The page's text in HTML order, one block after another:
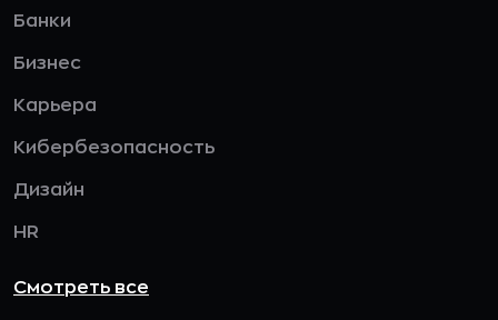
Банки
Бизнес
Карьера
Кибербезопасность
Дизайн
HR
Смотреть все